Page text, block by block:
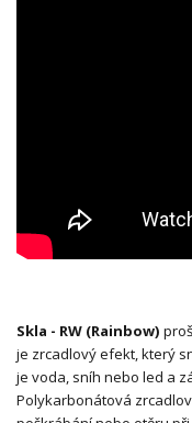
Skla - RW (Rainbow)
je zrcadlový efekt, který
je voda, sníh nebo led a
Polykarbonátová